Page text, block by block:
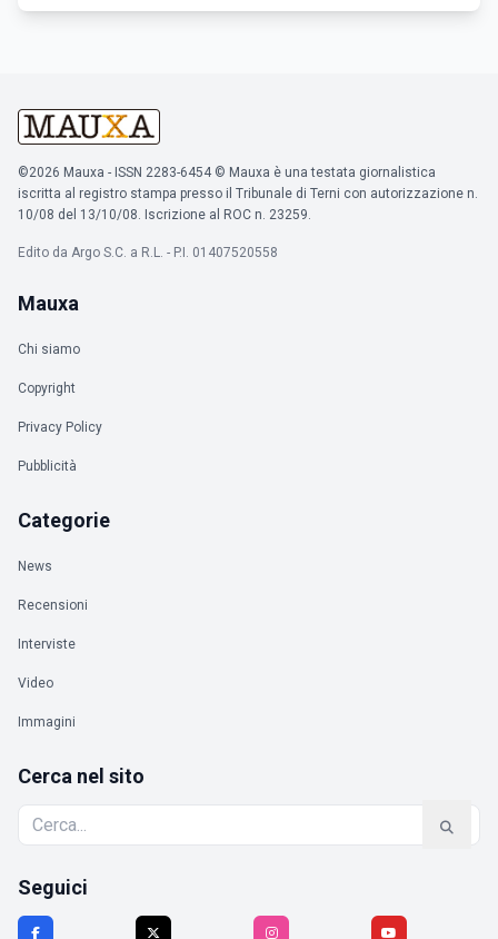
©2026 Mauxa - ISSN 2283-6454 © Mauxa è una testata giornalistica
iscritta al registro stampa presso il Tribunale di Terni con autorizzazione n.
10/08 del 13/10/08. Iscrizione al ROC n. 23259.
Edito da Argo S.C. a R.L. - P.I. 01407520558
Mauxa
Chi siamo
Copyright
Privacy Policy
Pubblicità
Categorie
News
Recensioni
Interviste
Video
Immagini
Cerca nel sito
Seguici